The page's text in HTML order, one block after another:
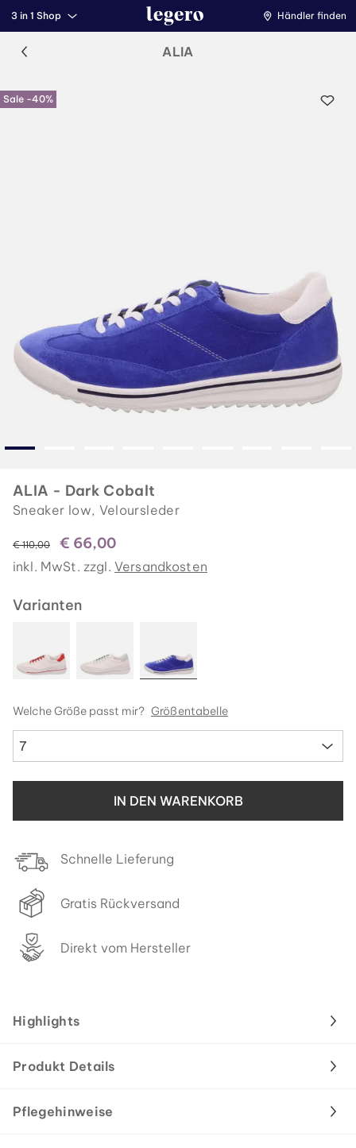
3 in 1 Shop Händler finden
ALIA
Sale -40%
ALIA - Dark Cobalt
Sneaker low, Veloursleder
statt
€ 110,00 € 66,00
inkl. MwSt. zzgl. Versandkosten
Varianten
Welche Größe passt mir? Größentabelle
7
IN DEN WARENKORB
Schnelle Lieferung
Gratis Rückversand
Direkt vom Hersteller
Highlights
Produkt Details
Pflegehinweise